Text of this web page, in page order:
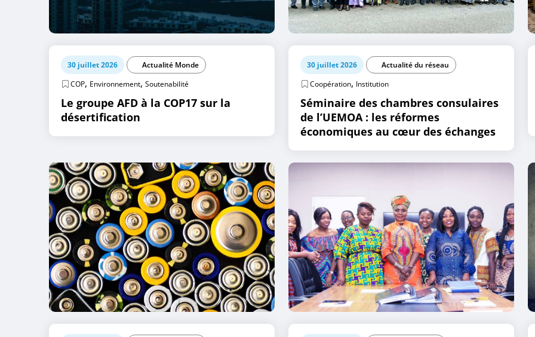
30 juillet 2026
Actualité Monde
COP, Environnement, Soutenabilité
Le groupe AFD à la COP17 sur la
désertification
30 juillet 2026
Actualité du réseau
Coopération, Institution
Séminaire des chambres consulaires
de l’UEMOA : les réformes
économiques au cœur des échanges